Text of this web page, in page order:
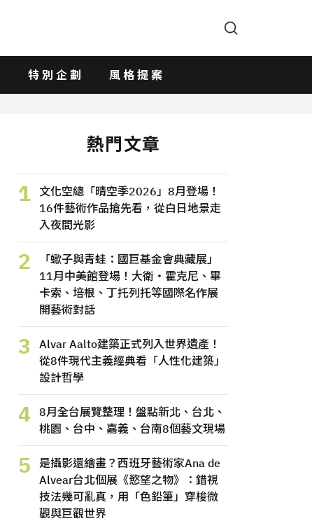
特別企劃 風格提案
熱門文章
1
文化空總「晴空季2026」8月登場！
16件藝術作品搶先看，從白日地景走
入夜間光影
2
「蠍子與青蛙：國巨基金會典藏展」
11月中美館登場！大衛・霍克尼、畢
卡索、培根、丁托列托等國際名作展
開藝術對話
3
Alvar Aalto建築正式列入世界遺產！
從8件現代主義經典看「人性化建築」
設計哲學
4
8月全台展覽整理！盤點新北、台北、
桃園、台中、嘉義、台南8個藝文現場
5
是攝影還繪畫？西班牙藝術家Ana de
Alvear台北個展《慾望之物》：錯視
技法幾可亂真，用「色鉛筆」穿梭微
觀與巨觀世界